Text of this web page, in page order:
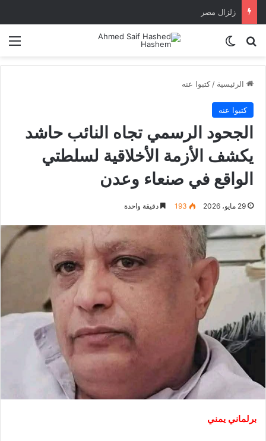
زلزال مصر
بحث عنالوضع المظلم
الرئيسية / كتبوا عنه
كتبوا عنه
الجحود الرسمي تجاه النائب حاشد
يكشف الأزمة الأخلاقية لسلطتي
الواقع في صنعاء وعدن
29 مايو، 2026 193 دقيقة واحدة
برلماني يمني